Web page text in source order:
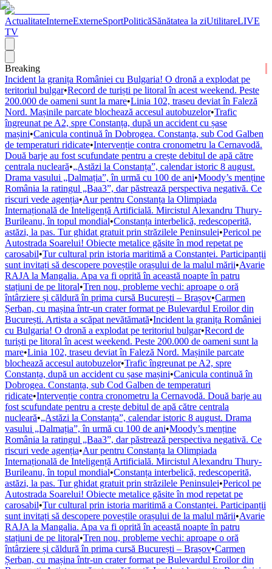
ActualitateInterneExterneSportPoliticăSănătatea la ziUtilitareLIVE
TV
Breaking
Incident la granița României cu Bulgaria! O dronă a explodat pe
teritoriul bulgar•Record de turiști pe litoral în acest weekend. Peste
200.000 de oameni sunt la mare•Linia 102, traseu deviat în Faleză
Nord. Mașinile parcate blochează accesul autobuzelor•Trafic
îngreunat pe A2, spre Constanța, după un accident cu șase
mașini•Canicula continuă în Dobrogea. Constanța, sub Cod Galben
de temperaturi ridicate•Intervenție contra cronometru la Cernavodă.
Două barje au fost scufundate pentru a crește debitul de apă către
centrala nucleară•„Astăzi la Constanța”, calendar istoric 8 august.
Drama vasului „Dalmația”, în urmă cu 100 de ani•Moody’s menține
România la ratingul „Baa3”, dar păstrează perspectiva negativă. Ce
riscuri vede agenția•Aur pentru Constanța la Olimpiada
Internațională de Inteligență Artificială. Mircistul Alexandru Thury-
Burileanu, în topul mondial•Constanța interbelică, redescoperită,
astăzi, la pas. Tur ghidat gratuit prin străzilele Peninsulei•Pericol pe
Autostrada Soarelui! Obiecte metalice găsite în mod repetat pe
carosabil•Tur cultural prin istoria maritimă a Constanței. Participanții
sunt invitați să descopere poveștile orașului de la malul mării•Avarie
RAJA la Mangalia. Apa va fi oprită în această noapte în patru
stațiuni de pe litoral•Tren nou, probleme vechi: aproape o oră
întârziere și căldură în prima cursă București – Brașov•Carmen
Șerban, cu mașina într-un crater format pe Bulevardul Eroilor din
București. Artista a scăpat nevătămată•Incident la granița României
cu Bulgaria! O dronă a explodat pe teritoriul bulgar•Record de
turiști pe litoral în acest weekend. Peste 200.000 de oameni sunt la
mare•Linia 102, traseu deviat în Faleză Nord. Mașinile parcate
blochează accesul autobuzelor•Trafic îngreunat pe A2, spre
Constanța, după un accident cu șase mașini•Canicula continuă în
Dobrogea. Constanța, sub Cod Galben de temperaturi
ridicate•Intervenție contra cronometru la Cernavodă. Două barje au
fost scufundate pentru a crește debitul de apă către centrala
nucleară•„Astăzi la Constanța”, calendar istoric 8 august. Drama
vasului „Dalmația”, în urmă cu 100 de ani•Moody’s menține
România la ratingul „Baa3”, dar păstrează perspectiva negativă. Ce
riscuri vede agenția•Aur pentru Constanța la Olimpiada
Internațională de Inteligență Artificială. Mircistul Alexandru Thury-
Burileanu, în topul mondial•Constanța interbelică, redescoperită,
astăzi, la pas. Tur ghidat gratuit prin străzilele Peninsulei•Pericol pe
Autostrada Soarelui! Obiecte metalice găsite în mod repetat pe
carosabil•Tur cultural prin istoria maritimă a Constanței. Participanții
sunt invitați să descopere poveștile orașului de la malul mării•Avarie
RAJA la Mangalia. Apa va fi oprită în această noapte în patru
stațiuni de pe litoral•Tren nou, probleme vechi: aproape o oră
întârziere și căldură în prima cursă București – Brașov•Carmen
Șerban, cu mașina într-un crater format pe Bulevardul Eroilor din